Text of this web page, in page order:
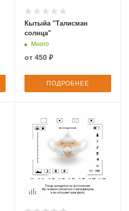
Кытыйа "Талисман
солнца"
Много
от 450 ₽
ПОДРОБНЕЕ